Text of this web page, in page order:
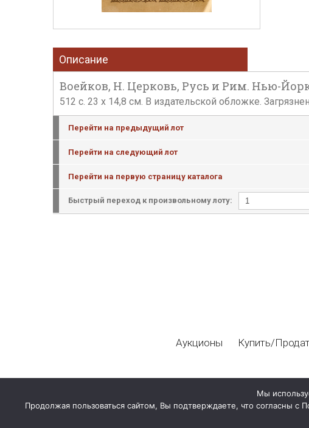
Описание
Воейков, Н. Церковь, Русь и Рим. Нью-
512 с. 23 х 14,8 см. В издательской обложке.
Перейти на предыдущий лот
Перейти на следующий лот
Перейти на первую страницу каталога
Быстрый переход к произвольному лоту:
Аукционы Купить/
Мы
Продолжая пользоваться сайтом, Вы подтверждаете, что согласны